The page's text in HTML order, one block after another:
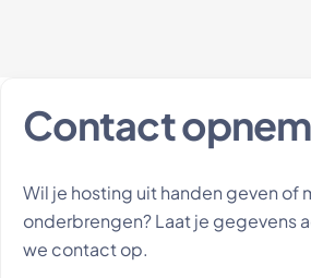
Contact
Wil je hosting uit handen geven of
onderbrengen? Laat je gegevens
we contact op.